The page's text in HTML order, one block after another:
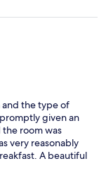
and the type of
given an
room was
very reasonably
A beautiful